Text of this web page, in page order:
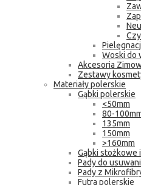
Woski do
Akcesoria
Zestawy
Materiały polerskie
Gąbki polerskie
<50mm
80-
135mm
150mm
>160mm
Gąbki stożkowe
Pady do
Pady z
Futra polerskie